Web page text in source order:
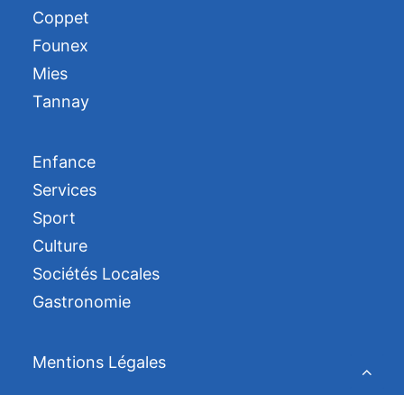
Coppet
Founex
Mies
Tannay
Enfance
Services
Sport
Culture
Sociétés Locales
Gastronomie
Mentions Légales